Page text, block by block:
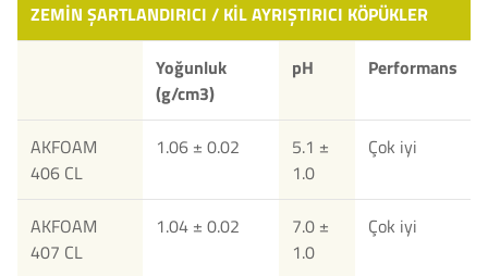
ZEMİN ŞARTLANDIRICI / KİL AYRIŞTIRICI KÖPÜKLER
Yoğunluk
(g/cm3)
pH Performans
AKFOAM
406 CL
1.06 ± 0.02
5.1 ±
1.0
Çok iyi
AKFOAM
407 CL
1.04 ± 0.02
7.0 ±
1.0
Çok iyi